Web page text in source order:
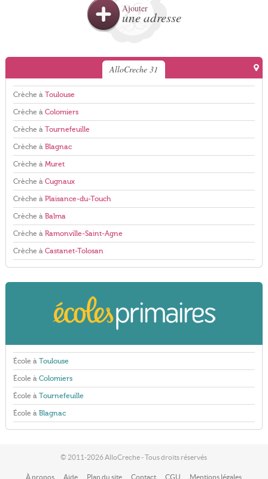
Ajouter
une adresse
AlloCreche 31
Crèche à Toulouse
Crèche à Colomiers
Crèche à Tournefeuille
Crèche à Blagnac
Crèche à Muret
Crèche à Cugnaux
Crèche à Plaisance-du-Touch
Crèche à Balma
Crèche à Ramonville-Saint-Agne
Crèche à Castanet-Tolosan
École à Toulouse
École à Colomiers
École à Tournefeuille
École à Blagnac
© 2011-2026 AlloCreche - Tous droits réservés
À propos Aide Plan du site Contact CGU Mentions légales